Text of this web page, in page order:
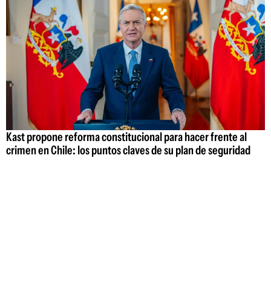
Kast propone reforma constitucional para hacer frente al
crimen en Chile: los puntos claves de su plan de seguridad